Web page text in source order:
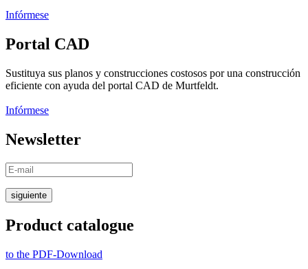
Infórmese
Portal CAD
Sustituya sus planos y construcciones costosos por una construcción
eficiente con ayuda del portal CAD de Murtfeldt.
Infórmese
Newsletter
siguiente
Product catalogue
to the PDF-Download